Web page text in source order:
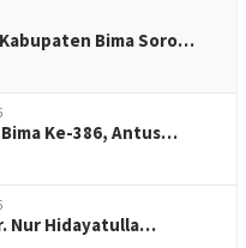
Bima Soro…
Bima Ke-386, Antus…
Nur Hidayatulla…